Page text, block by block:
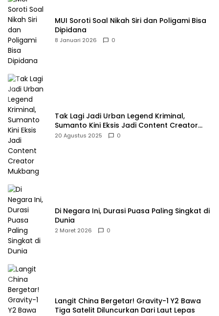
MUI Soroti Soal Nikah Siri dan Poligami Bisa
Dipidana
8 Januari 2026 0
Tak Lagi Jadi Urban Legend Kriminal,
Sumanto Kini Eksis Jadi Content Creator
Mukbang
20 Agustus 2025 0
Di Negara Ini, Durasi Puasa Paling Singkat di
Dunia
2 Maret 2026 0
Langit China Bergetar! Gravity-1 Y2 Bawa
Tiga Satelit Diluncurkan Dari Laut Lepas